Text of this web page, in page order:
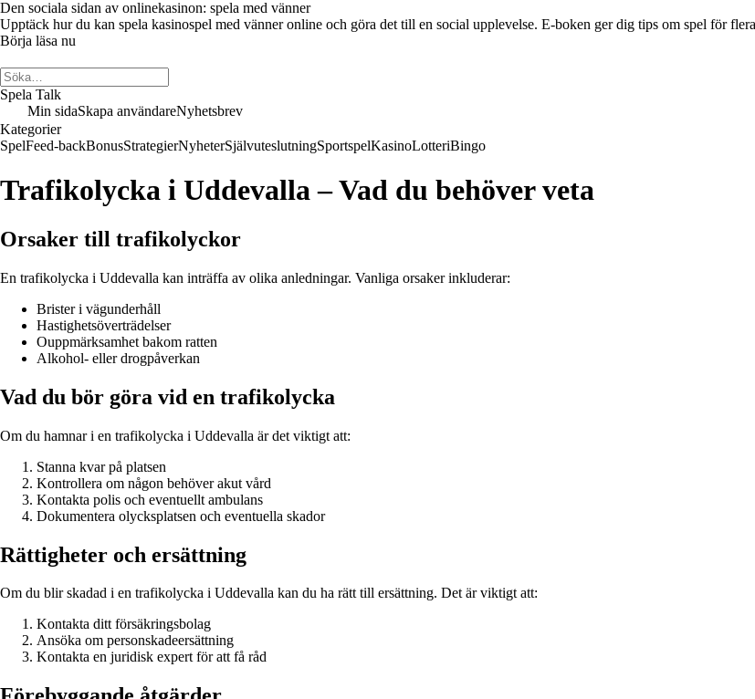
Den sociala sidan av onlinekasinon: spela med vänner
Upptäck hur du kan spela kasinospel med vänner online och göra det till en social upplevelse. E-boken ger dig tips om spel för
Börja läsa nu
Spela Talk
Min sidaSkapa användareNyhetsbrev
Kategorier
SpelFeed-backBonusStrategierNyheterSjälvuteslutningSportspelKasinoLotteriBingo
Trafikolycka i Uddevalla – Vad du behöver veta
Orsaker till trafikolyckor
En trafikolycka i Uddevalla kan inträffa av olika anledningar. Vanliga orsaker inkluderar:
Brister i vägunderhåll
Hastighetsöverträdelser
Ouppmärksamhet bakom ratten
Alkohol- eller drogpåverkan
Vad du bör göra vid en trafikolycka
Om du hamnar i en trafikolycka i Uddevalla är det viktigt att:
Stanna kvar på platsen
Kontrollera om någon behöver akut vård
Kontakta polis och eventuellt ambulans
Dokumentera olycksplatsen och eventuella skador
Rättigheter och ersättning
Om du blir skadad i en trafikolycka i Uddevalla kan du ha rätt till ersättning. Det är viktigt att:
Kontakta ditt försäkringsbolag
Ansöka om personskadeersättning
Kontakta en juridisk expert för att få råd